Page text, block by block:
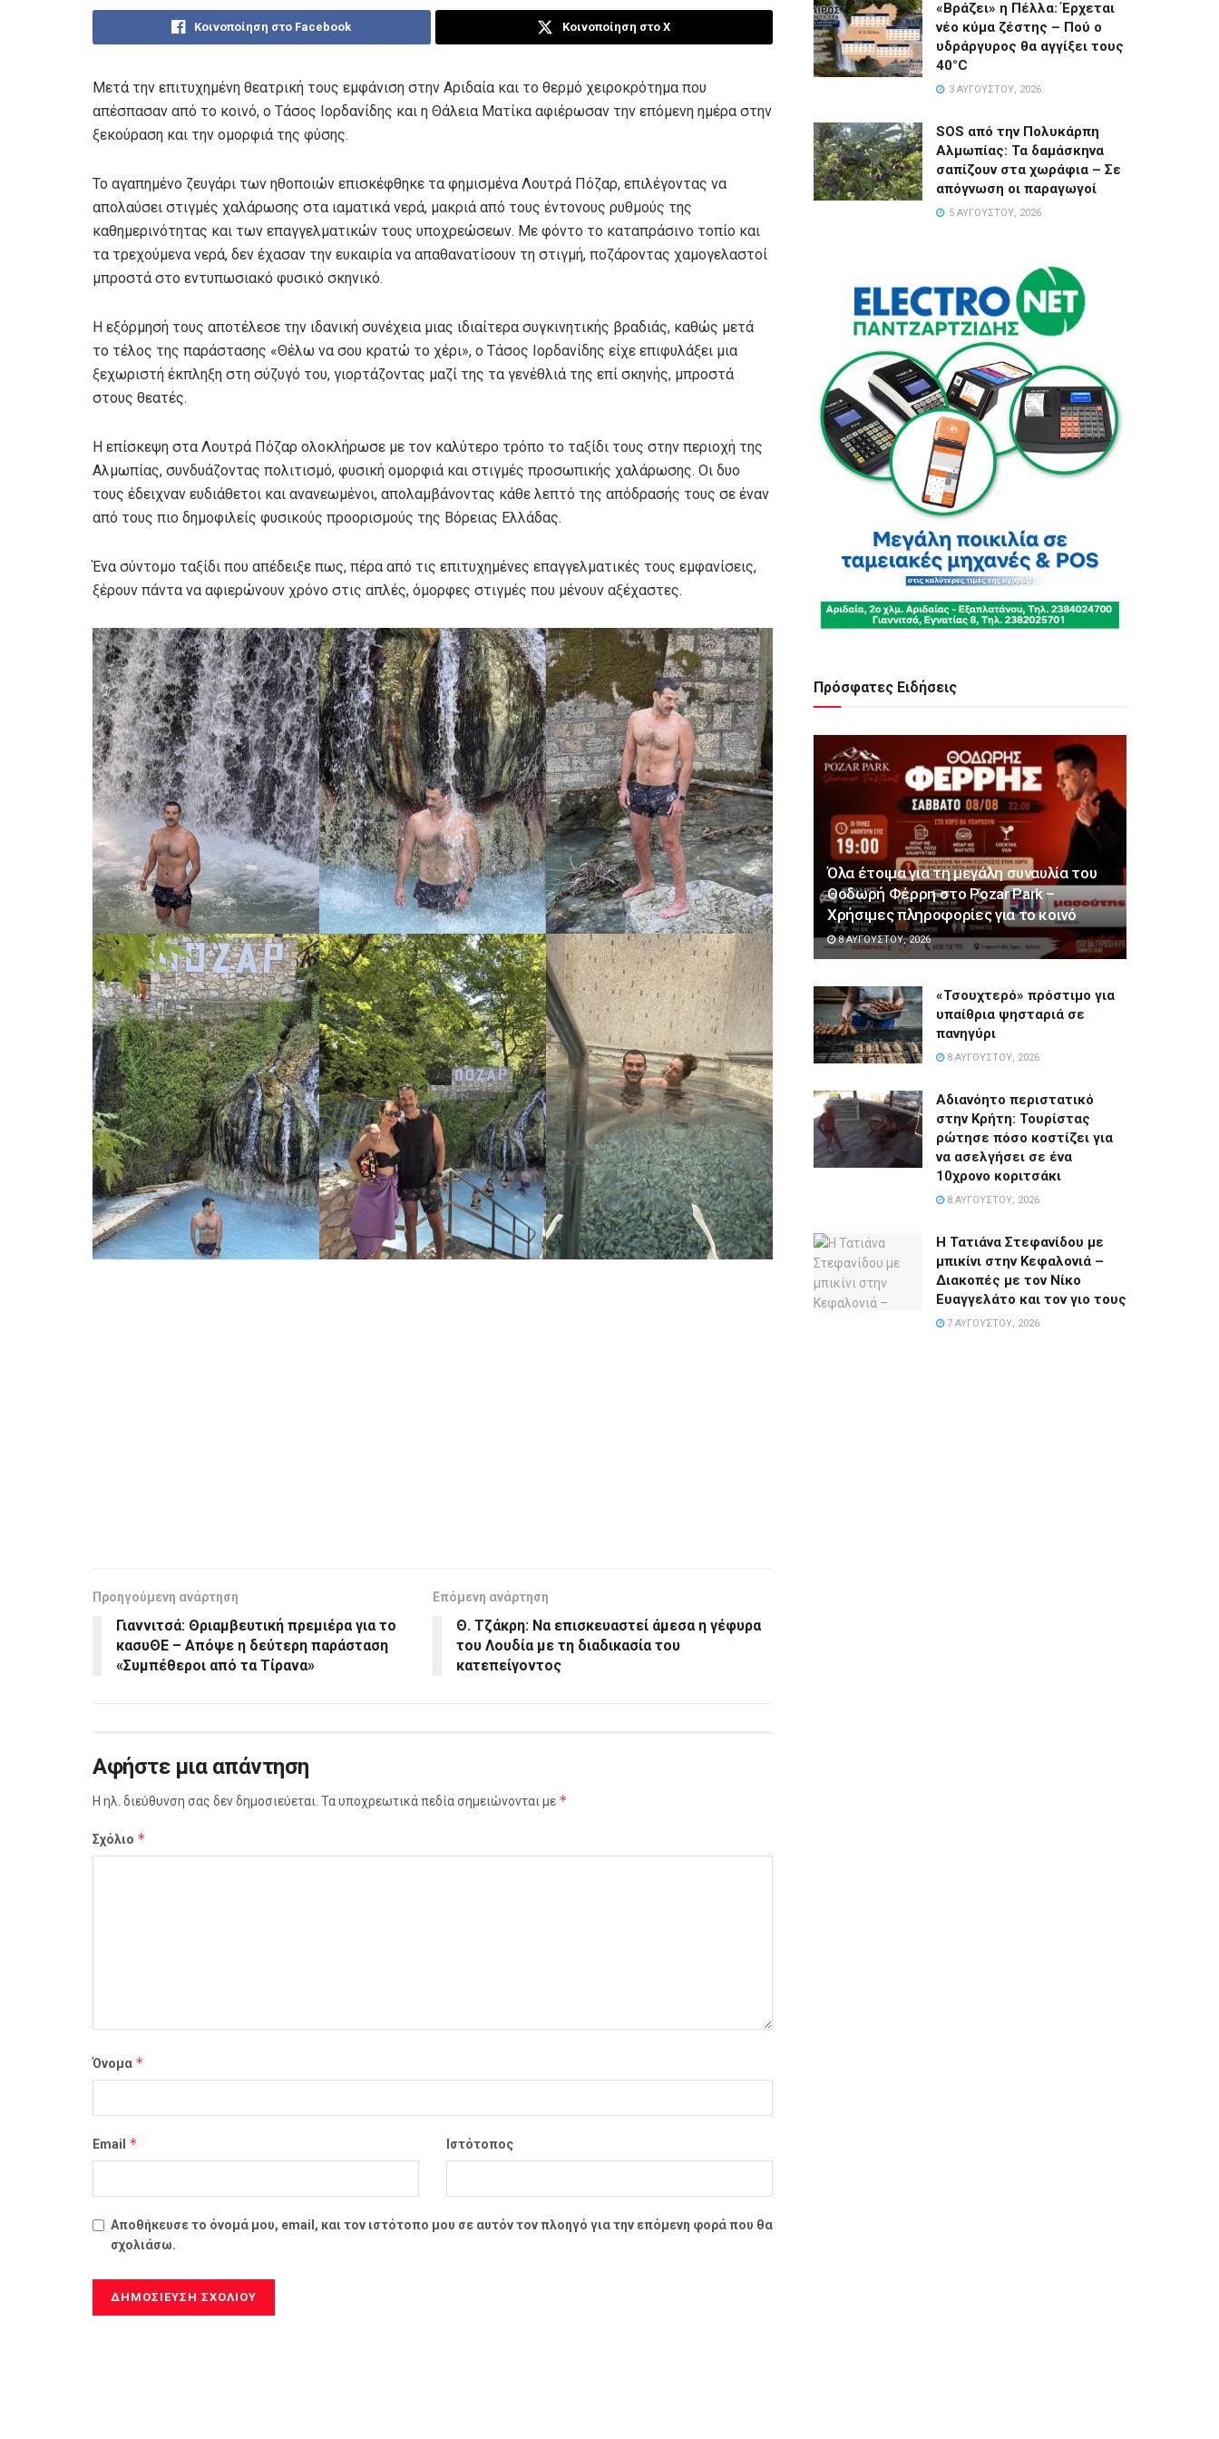
Κοινοποίηση στο Facebook Κοινοποίηση στο X
Μετά την επιτυχημένη θεατρική τους εμφάνιση στην Αριδαία και το θερμό χειροκρότημα που
απέσπασαν από το κοινό, ο Τάσος Ιορδανίδης και η Θάλεια Ματίκα αφιέρωσαν την επόμενη ημέρα στην
ξεκούραση και την ομορφιά της φύσης.
Το αγαπημένο ζευγάρι των ηθοποιών επισκέφθηκε τα φημισμένα Λουτρά Πόζαρ, επιλέγοντας να
απολαύσει στιγμές χαλάρωσης στα ιαματικά νερά, μακριά από τους έντονους ρυθμούς της
καθημερινότητας και των επαγγελματικών τους υποχρεώσεων. Με φόντο το καταπράσινο τοπίο και
τα τρεχούμενα νερά, δεν έχασαν την ευκαιρία να απαθανατίσουν τη στιγμή, ποζάροντας χαμογελαστοί
μπροστά στο εντυπωσιακό φυσικό σκηνικό.
Η εξόρμησή τους αποτέλεσε την ιδανική συνέχεια μιας ιδιαίτερα συγκινητικής βραδιάς, καθώς μετά
το τέλος της παράστασης «Θέλω να σου κρατώ το χέρι», ο Τάσος Ιορδανίδης είχε επιφυλάξει μια
ξεχωριστή έκπληξη στη σύζυγό του, γιορτάζοντας μαζί της τα γενέθλιά της επί σκηνής, μπροστά
στους θεατές.
Η επίσκεψη στα Λουτρά Πόζαρ ολοκλήρωσε με τον καλύτερο τρόπο το ταξίδι τους στην περιοχή της
Αλμωπίας, συνδυάζοντας πολιτισμό, φυσική ομορφιά και στιγμές προσωπικής χαλάρωσης. Οι δυο
τους έδειχναν ευδιάθετοι και ανανεωμένοι, απολαμβάνοντας κάθε λεπτό της απόδρασής τους σε έναν
από τους πιο δημοφιλείς φυσικούς προορισμούς της Βόρειας Ελλάδας.
Ένα σύντομο ταξίδι που απέδειξε πως, πέρα από τις επιτυχημένες επαγγελματικές τους εμφανίσεις,
ξέρουν πάντα να αφιερώνουν χρόνο στις απλές, όμορφες στιγμές που μένουν αξέχαστες.
Προηγούμενη ανάρτηση
Γιαννιτσά: Θριαμβευτική πρεμιέρα για το
κασυΘΕ – Απόψε η δεύτερη παράσταση
«Συμπέθεροι από τα Τίρανα»
Επόμενη ανάρτηση
Θ. Τζάκρη: Να επισκευαστεί άμεσα η γέφυρα
του Λουδία με τη διαδικασία του
κατεπείγοντος
Αφήστε μια απάντηση
Η ηλ. διεύθυνση σας δεν δημοσιεύεται. Τα υποχρεωτικά πεδία σημειώνονται με *
Σχόλιο *
Όνομα *
Email * Ιστότοπος
Αποθήκευσε το όνομά μου, email, και τον ιστότοπο μου σε αυτόν τον πλοηγό για την επόμενη φορά που θα
σχολιάσω.
«Βράζει» η Πέλλα: Έρχεται
νέο κύμα ζέστης – Πού ο
υδράργυρος θα αγγίξει τους
40°C
3 ΑΥΓΟΎΣΤΟΥ, 2026
SOS από την Πολυκάρπη
Αλμωπίας: Τα δαμάσκηνα
σαπίζουν στα χωράφια – Σε
απόγνωση οι παραγωγοί
5 ΑΥΓΟΎΣΤΟΥ, 2026
Πρόσφατες Ειδήσεις
Όλα έτοιμα για τη μεγάλη συναυλία του
Θοδωρή Φέρρη στο Pozar Park –
Χρήσιμες πληροφορίες για το κοινό
8 ΑΥΓΟΎΣΤΟΥ, 2026
«Τσουχτερό» πρόστιμο για
υπαίθρια ψησταριά σε
πανηγύρι
8 ΑΥΓΟΎΣΤΟΥ, 2026
Αδιανόητο περιστατικό
στην Κρήτη: Τουρίστας
ρώτησε πόσο κοστίζει για
να ασελγήσει σε ένα
10χρονο κοριτσάκι
8 ΑΥΓΟΎΣΤΟΥ, 2026
Η Τατιάνα Στεφανίδου με
μπικίνι στην Κεφαλονιά –
Διακοπές με τον Νίκο
Ευαγγελάτο και τον γιο τους
7 ΑΥΓΟΎΣΤΟΥ, 2026